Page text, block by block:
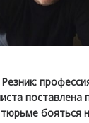
поставлена
бояться